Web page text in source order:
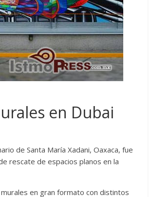
en Dubai
de Santa María Xadani, Oaxaca, fue
rescate de espacios planos en la
en gran formato con distintos